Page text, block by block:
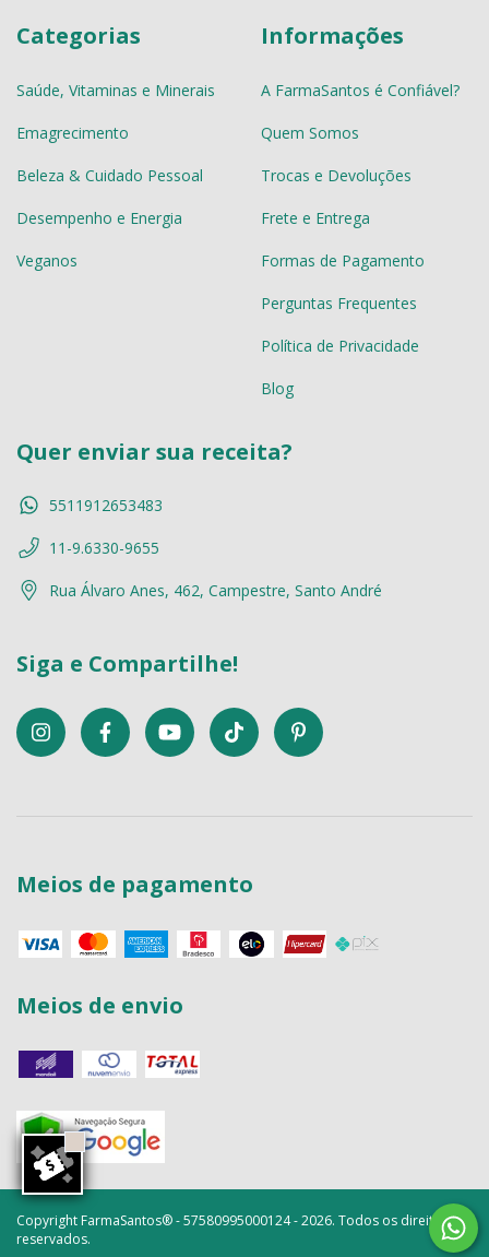
Categorias
Saúde, Vitaminas e Minerais
Emagrecimento
Beleza & Cuidado Pessoal
Desempenho e Energia
Veganos
Informações
A FarmaSantos é Confiável?
Quem Somos
Trocas e Devoluções
Frete e Entrega
Formas de Pagamento
Perguntas Frequentes
Política de Privacidade
Blog
Quer enviar sua receita?
5511912653483
11-9.6330-9655
Rua Álvaro Anes, 462, Campestre, Santo André
Siga e Compartilhe!
Meios de pagamento
Meios de envio
Copyright FarmaSantos® - 57580995000124 - 2026. Todos os direitos
reservados.